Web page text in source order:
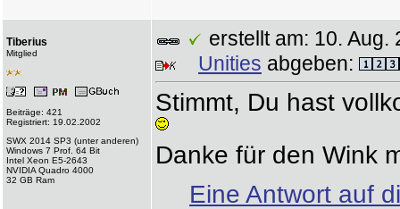
Tiberius
Mitglied
Beiträge: 421
Registriert: 19.02.2002
SWX 2014 SP3 (unter anderen)
Windows 7 Prof. 64 Bit
Intel Xeon E5-2643
NVIDIA Quadro 4000
32 GB Ram
erstellt am: 10.
Unities abgeben:
Stimmt, Du hast
Danke für den Wink
Eine Antwort auf